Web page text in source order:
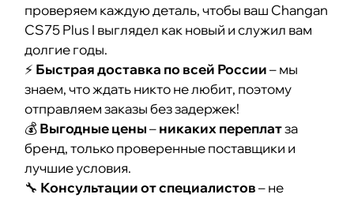
проверяем каждую деталь, чтобы ваш Changan
CS75 Plus I выглядел как новый и служил вам
долгие годы.
⚡ Быстрая доставка по всей России– мы
знаем, что ждать никто не любит, поэтому
отправляем заказы без задержек!
💰Выгодные цены–никаких переплатза
бренд, только проверенные поставщики и
лучшие условия.
🔧 Консультации от специалистов– не